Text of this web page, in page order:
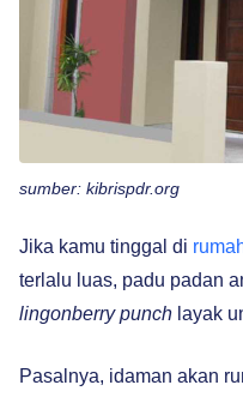
sumber: kibrispdr.org
Jika kamu tinggal di
terlalu luas, padu padan
lingonberry punch layak
Pasalnya, idaman akan